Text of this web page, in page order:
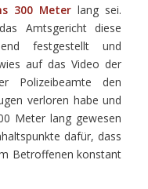
300 Meter lang sei.
Amtsgericht diese
festgestellt und
auf das Video der
Polizeibeamte den
verloren habe und
Meter lang gewesen
dafür, dass
Betroffenen konstant